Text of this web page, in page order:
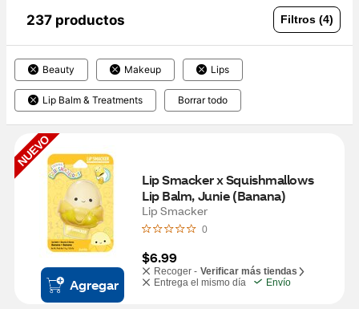
237 productos Filtros (4)
Beauty Makeup Lips
Lip Balm & Treatments Borrar todo
NUEVO
Agregar
Lip Smacker x Squishmallows
Lip Balm, Junie (Banana)
Lip Smacker
0
$6.99
Recoger - Verificar más tiendas
Entrega el mismo día
Envío